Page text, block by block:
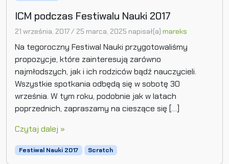
ICM podczas Festiwalu Nauki 2017
21 września, 2017/ 25 marca, 2025 napisał(a) mareks
Na tegoroczny Festiwal Nauki przygotowaliśmy
propozycje, które zainteresują zarówno
najmłodszych, jak i ich rodziców bądź nauczycieli.
Wszystkie spotkania odbędą się w sobotę 30
września. W tym roku, podobnie jak w latach
poprzednich, zapraszamy na cieszące się […]
Czytaj dalej »
Festiwal Nauki 2017 Scratch